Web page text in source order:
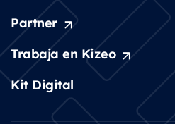
Partner
Trabaja en Kizeo
Kit Digital